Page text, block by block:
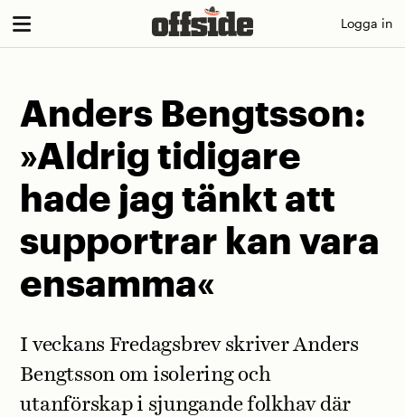
Skip
Logga in
Anders Bengtsson:
»Aldrig tidigare
hade jag tänkt att
supportrar kan vara
ensamma«
I veckans Fredagsbrev skriver Anders
Bengtsson om isolering och
utanförskap i sjungande folkhav där